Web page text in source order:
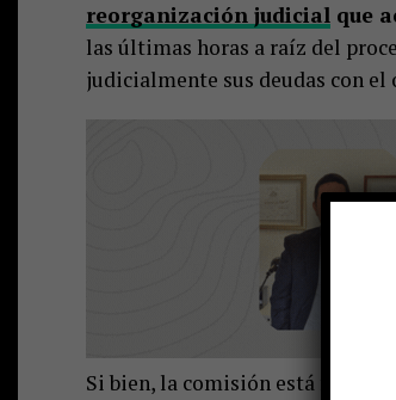
reorganización judicial que
las últimas horas a raíz del
judicialmente sus deudas con
Si bien, la comisión está